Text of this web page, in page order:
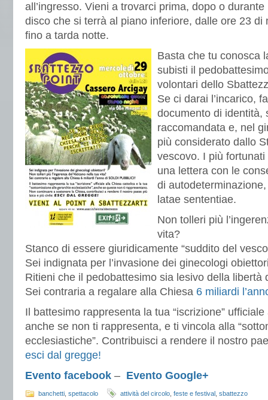
all’ingresso. Vieni a trovarci prima, dopo o
disco che si terrà al piano inferiore, dalle ore 23 di
fino a tarda notte.
Basta che tu conosca
subisti il
volontari dello
Se ci darai l’incarico,
documento di identità,
raccomandata e, nel
più considerato dallo
vescovo. I più
una lettera con le
di
latae sententiae.
Non tolleri più
vita?
Stanco di essere giuridicamente “suddito del
Sei indignata per l’invasione dei ginecologi
Ritieni che il pedobattesimo sia lesivo della libertà
Sei contraria a regalare alla Chiesa 6 miliardi
Il battesimo rappresenta la tua “iscrizione”
anche se non ti rappresenta, e ti vincola alla
ecclesiastiche”. Contribuisci a rendere il nostro
esci dal gregge!
Evento facebook – Evento Google+
banchetti spettacolo attività del circolo feste e festival sbattezzo